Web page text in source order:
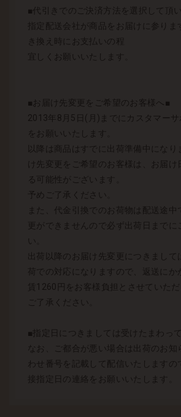
■代引きでのご決済方法を選択して頂
指定配送会社が商品をお届けに参りま
き換え時にお支払いの程
宜しくお願いいたします。
■お届け先変更をご希望のお客様へ■
2013年8月5日(月)までにカスタマーサ
をお願いいたします。
以降は商品はすでに出荷準備中になり
け先変更をご希望のお客様は、お届け
る可能性がございます。
予めご了承ください。
また、代金引換でのお荷物は配送途中
更ができませんので必ず出荷日までに
出荷以降のお届け先変更につきまして
荷での対応になりますので、返送にか
賃1260円をお客様負担とさせていた
ご了承ください。
■指定日につきましては受けたまわっ
なお、ご都合が悪い場合は出荷のお知
わせ番号を記載して配信いたしますの
接指定日の連絡をお願いいたします。